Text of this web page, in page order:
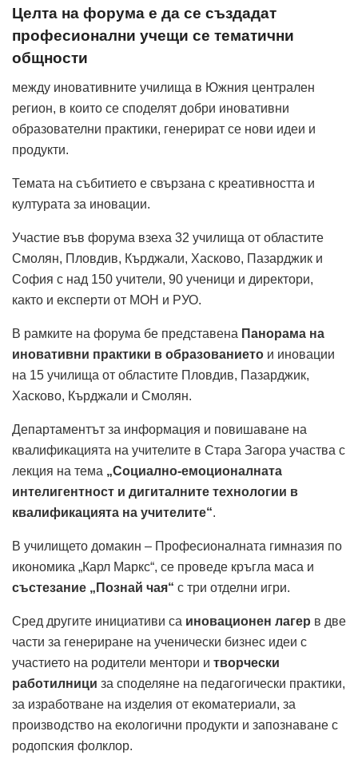
Целта на форума е да се създадат
професионални учещи се тематични
общности
между иновативните училища в Южния централен
регион, в които се споделят добри иновативни
образователни практики, генерират се нови идеи и
продукти.
Темата на събитието е свързана с креативността и
културата за иновации.
Участие във форума взеха 32 училища от областите
Смолян, Пловдив, Кърджали, Хасково, Пазарджик и
София с над 150 учители, 90 ученици и директори,
както и експерти от МОН и РУО.
В рамките на форума бе представена Панорама на
иновативни практики в образованието и иновации
на 15 училища от областите Пловдив, Пазарджик,
Хасково, Кърджали и Смолян.
Департаментът за информация и повишаване на
квалификацията на учителите в Стара Загора участва с
лекция на тема „Социално-емоционалната
интелигентност и дигиталните технологии в
квалификацията на учителите“.
В училището домакин – Професионалната гимназия по
икономика „Карл Маркс“, се проведе кръгла маса и
състезание „Познай чая“ с три отделни игри.
Сред другите инициативи са иновационен лагер в две
части за генериране на ученически бизнес идеи с
участието на родители ментори и творчески
работилници за споделяне на педагогически практики,
за изработване на изделия от екоматериали, за
производство на екологични продукти и запознаване с
родопския фолклор.